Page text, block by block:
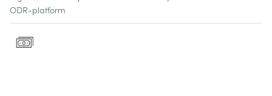
ODR-platform